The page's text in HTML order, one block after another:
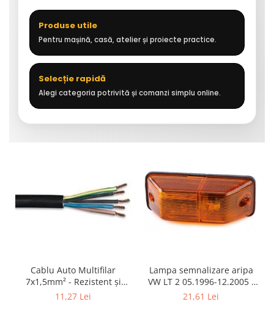
Produse utile
Pentru mașină, casă, atelier și proiecte practice.
Selecție rapidă
Alegi categoria potrivită și comanzi simplu online.
Cablu Auto Multifilar
7x1,5mm² - Rezistent și
Flexibil pentru Remorci 12V-
11,27 Lei
Lampa semnalizare aripa
VW LT 2 05.1996-12.2005 ;
Mercedes Sprinter 1995-
21,61 Lei